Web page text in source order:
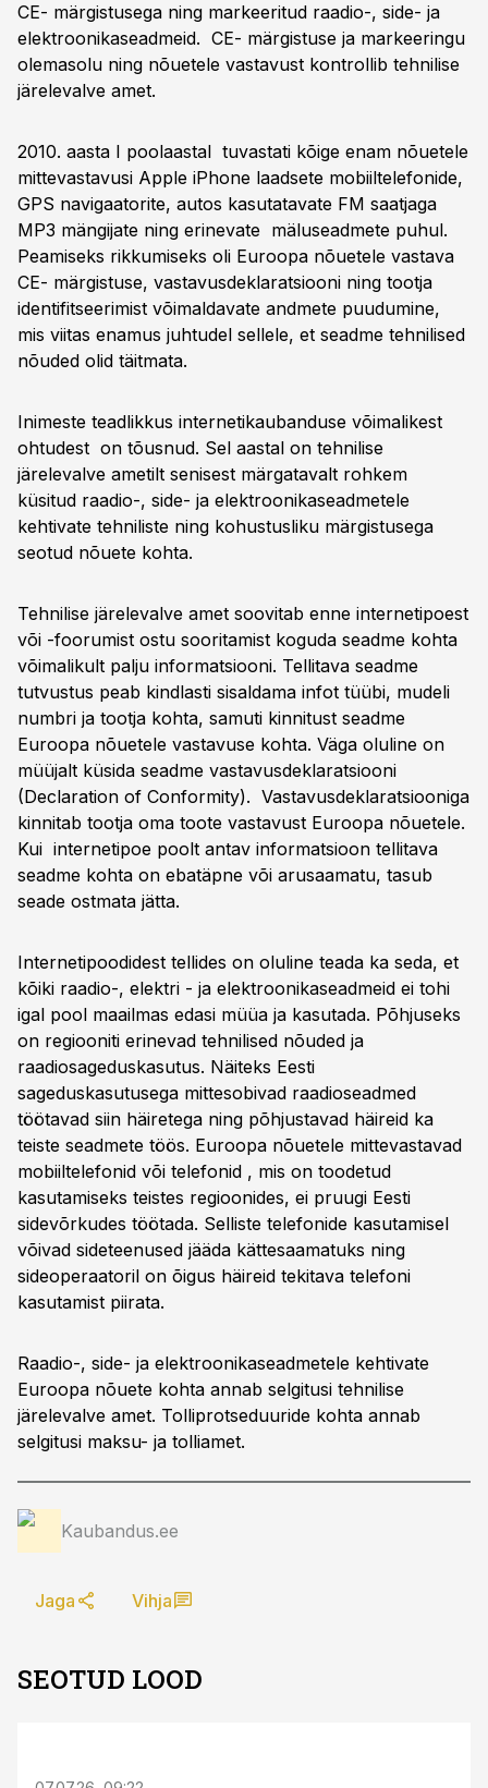
CE- märgistusega ning markeeritud raadio-, side- ja
elektroonikaseadmeid. CE- märgistuse ja markeeringu
olemasolu ning nõuetele vastavust kontrollib tehnilise
järelevalve amet.
2010. aasta I poolaastal tuvastati kõige enam nõuetele
mittevastavusi Apple iPhone laadsete mobiiltelefonide,
GPS navigaatorite, autos kasutatavate FM saatjaga
MP3 mängijate ning erinevate mäluseadmete puhul.
Peamiseks rikkumiseks oli Euroopa nõuetele vastava
CE- märgistuse, vastavusdeklaratsiooni ning tootja
identifitseerimist võimaldavate andmete puudumine,
mis viitas enamus juhtudel sellele, et seadme tehnilised
nõuded olid täitmata.
Inimeste teadlikkus internetikaubanduse võimalikest
ohtudest on tõusnud. Sel aastal on tehnilise
järelevalve ametilt senisest märgatavalt rohkem
küsitud raadio-, side- ja elektroonikaseadmetele
kehtivate tehniliste ning kohustusliku märgistusega
seotud nõuete kohta.
Tehnilise järelevalve amet soovitab enne internetipoest
või -foorumist ostu sooritamist koguda seadme kohta
võimalikult palju informatsiooni. Tellitava seadme
tutvustus peab kindlasti sisaldama infot tüübi, mudeli
numbri ja tootja kohta, samuti kinnitust seadme
Euroopa nõuetele vastavuse kohta. Väga oluline on
müüjalt küsida seadme vastavusdeklaratsiooni
(Declaration of Conformity). Vastavusdeklaratsiooniga
kinnitab tootja oma toote vastavust Euroopa nõuetele.
Kui internetipoe poolt antav informatsioon tellitava
seadme kohta on ebatäpne või arusaamatu, tasub
seade ostmata jätta.
Internetipoodidest tellides on oluline teada ka seda, et
kõiki raadio-, elektri - ja elektroonikaseadmeid ei tohi
igal pool maailmas edasi müüa ja kasutada. Põhjuseks
on regiooniti erinevad tehnilised nõuded ja
raadiosageduskasutus. Näiteks Eesti
sageduskasutusega mittesobivad raadioseadmed
töötavad siin häiretega ning põhjustavad häireid ka
teiste seadmete töös. Euroopa nõuetele mittevastavad
mobiiltelefonid või telefonid , mis on toodetud
kasutamiseks teistes regioonides, ei pruugi Eesti
sidevõrkudes töötada. Selliste telefonide kasutamisel
võivad sideteenused jääda kättesaamatuks ning
sideoperaatoril on õigus häireid tekitava telefoni
kasutamist piirata.
Raadio-, side- ja elektroonikaseadmetele kehtivate
Euroopa nõuete kohta annab selgitusi tehnilise
järelevalve amet. Tolliprotseduuride kohta annab
selgitusi maksu- ja tolliamet.
Kaubandus.ee
Jaga Vihja
SEOTUD LOOD